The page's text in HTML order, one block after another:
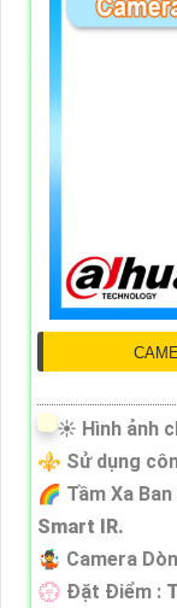
☀️ Hình ảnh
⚜️ Sử dụng
🌈 Tầm Xa
Smart IR.
🤹 Camera
️💮 Đặt Điểm :